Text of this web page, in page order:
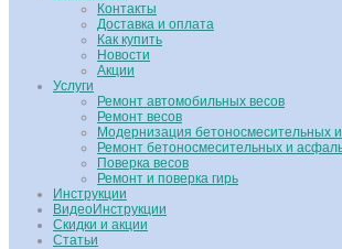
Контакты
Доставка и оплата
Как купить
Новости
Акции
Услуги
Ремонт автомобильных весов
Ремонт весов
Модернизация бетоносмесительных
Ремонт бетоносмесительных и
Поверка весов
Ремонт и поверка гирь
Инструкции
ВидеоИнструкции
Скидки и акции
Статьи